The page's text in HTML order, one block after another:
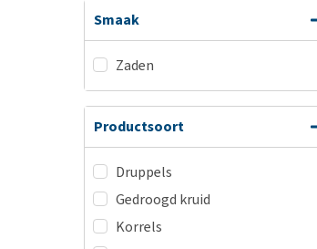
Smaak
Zaden
Productsoort
Druppels
Gedroogd kruid
Korrels